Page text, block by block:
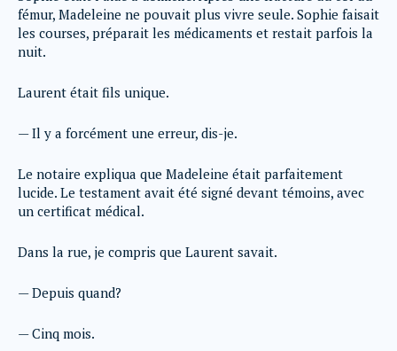
fémur, Madeleine ne pouvait plus vivre seule. Sophie faisait
les courses, préparait les médicaments et restait parfois la
nuit.
Laurent était fils unique.
— Il y a forcément une erreur, dis-je.
Le notaire expliqua que Madeleine était parfaitement
lucide. Le testament avait été signé devant témoins, avec
un certificat médical.
Dans la rue, je compris que Laurent savait.
— Depuis quand?
— Cinq mois.